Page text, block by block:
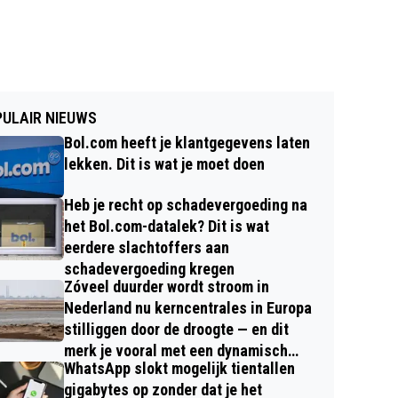
NIEUWS
Bol.com heeft je klantgegevens laten
lekken. Dit is wat je moet doen
Heb je recht op schadevergoeding na
het Bol.com-datalek? Dit is wat
eerdere slachtoffers aan
schadevergoeding kregen
Zóveel duurder wordt stroom in
Nederland nu kerncentrales in Europa
stilliggen door de droogte — en dit
merk je vooral met een dynamisch
contract
WhatsApp slokt mogelijk tientallen
gigabytes op zonder dat je het